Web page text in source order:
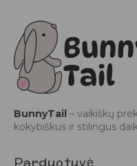
BunnyTail – vaikiškų
kokybiškus ir stilingus